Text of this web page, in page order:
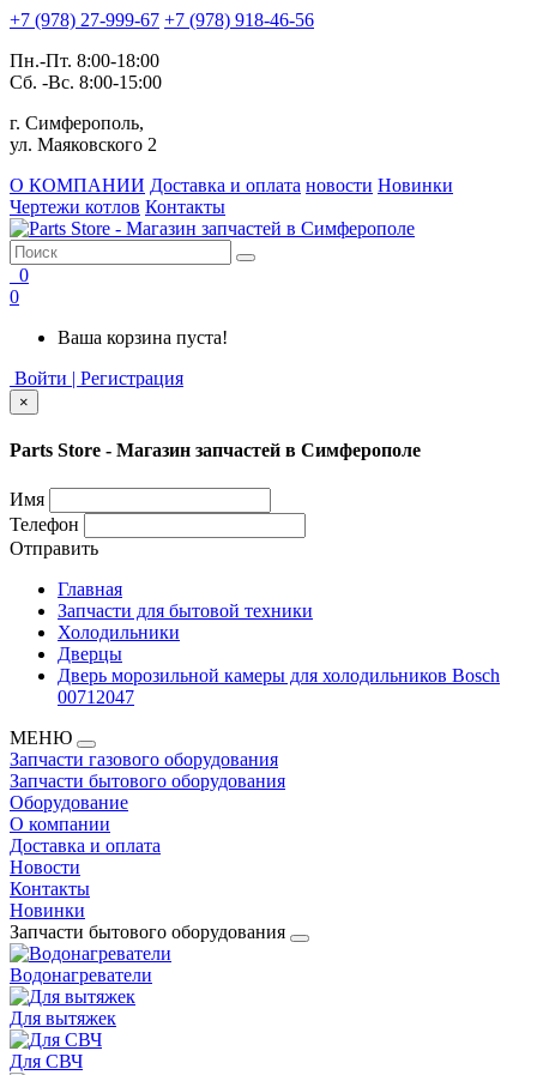
+7 (978) 27-999-67 +7 (978) 918-46-56
Пн.-Пт. 8:00-18:00
Сб. -Вс. 8:00-15:00
г. Симферополь,
ул. Маяковского 2
О КОМПАНИИ Доставка и оплата новости Новинки
Чертежи котлов Контакты
0
0
Ваша корзина пуста!
Войти | Регистрация
×
Parts Store - Магазин запчастей в Симферополе
Имя
Телефон
Отправить
Главная
Запчасти для бытовой техники
Холодильники
Дверцы
Дверь морозильной камеры для холодильников Bosch
00712047
МЕНЮ
Запчасти газового оборудования
Запчасти бытового оборудования
Оборудование
О компании
Доставка и оплата
Новости
Контакты
Новинки
Запчасти бытового оборудования
Водонагреватели
Для вытяжек
Для СВЧ